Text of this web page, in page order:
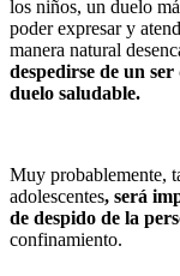
los niños, un duelo
poder expresar y
manera natural
despedirse de un
duelo saludable.
Muy probablemente,
adolescentes, será
de despido de la
confinamiento.